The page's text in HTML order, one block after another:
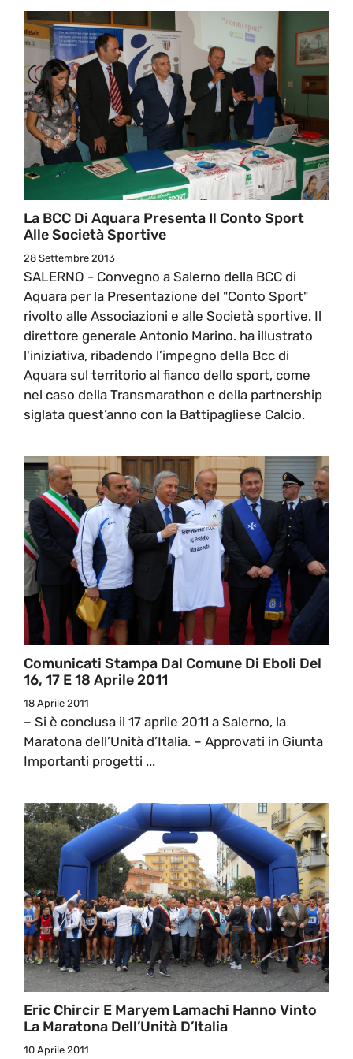
La BCC Di Aquara Presenta Il Conto Sport
Alle Società Sportive
28 Settembre 2013
SALERNO - Convegno a Salerno della BCC di
Aquara per la Presentazione del "Conto Sport"
rivolto alle Associazioni e alle Società sportive. Il
direttore generale Antonio Marino. ha illustrato
l'iniziativa, ribadendo l’impegno della Bcc di
Aquara sul territorio al fianco dello sport, come
nel caso della Transmarathon e della partnership
siglata quest’anno con la Battipagliese Calcio.
Comunicati Stampa Dal Comune Di Eboli Del
16, 17 E 18 Aprile 2011
18 Aprile 2011
– Si è conclusa il 17 aprile 2011 a Salerno, la
Maratona dell’Unità d’Italia. – Approvati in Giunta
Importanti progetti ...
Eric Chircir E Maryem Lamachi Hanno Vinto
La Maratona Dell’Unità D’Italia
10 Aprile 2011